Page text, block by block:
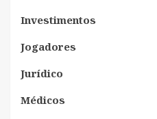
Investimentos
Jogadores
Jurídico
Médicos